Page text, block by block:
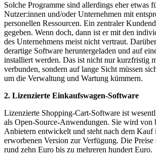
Solche Programme sind allerdings eher etwas
Nutzer:innen und/oder Unternehmen mit
personellen Ressourcen. Ein zentraler
gegeben. Wenn doch, dann ist er mit den
des Unternehmens meist nicht vertraut.
derartige Software heruntergeladen und auf
installiert werden. Das ist nicht nur kurzfristig
verbunden, sondern auf lange Sicht müssen
um die Verwaltung und Wartung kümmern.
2. Lizenzierte Einkaufswagen-Software
Lizenzierte Shopping-Cart-Software ist
als Open-Source-Anwendungen. Sie wird von
Anbietern entwickelt und steht nach dem Kauf
erworbenen Version zur Verfügung. Die Preise
rund zehn Euro bis zu mehreren hundert Euro.